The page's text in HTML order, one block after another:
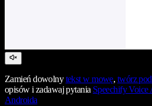
Zamień dowolnytekst w mowę, twórz
opisów i zadawaj pytania Speechify Voice
Androida